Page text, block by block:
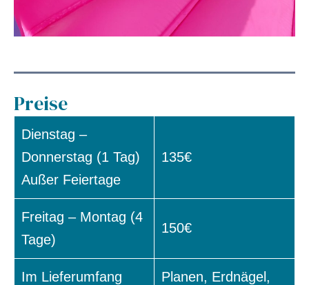
Preise
Dienstag –
Donnerstag (1 Tag)
Außer Feiertage
135€
Freitag – Montag (4
Tage)
150€
Im Lieferumfang
Planen, Erdnägel,